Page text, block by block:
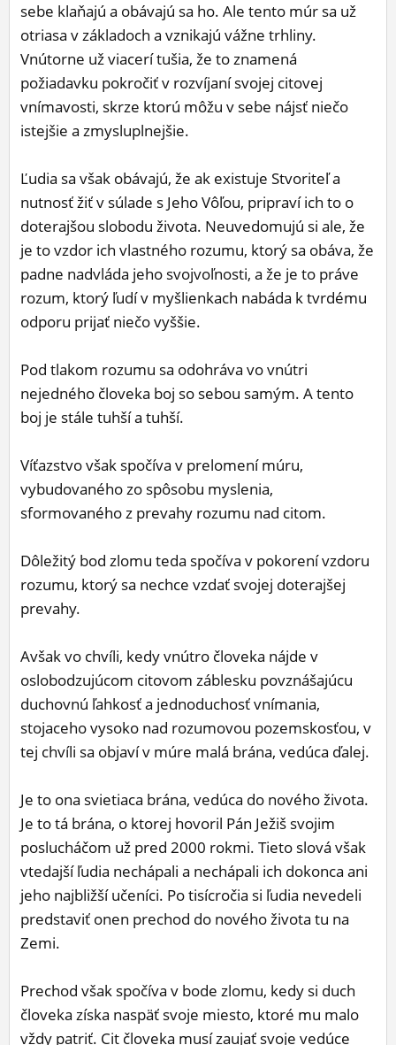
sebe klaňajú a obávajú sa ho. Ale tento múr sa už
otriasa v základoch a vznikajú vážne trhliny.
Vnútorne už viacerí tušia, že to znamená
požiadavku pokročiť v rozvíjaní svojej citovej
vnímavosti, skrze ktorú môžu v sebe nájsť niečo
istejšie a zmysluplnejšie.
Ľudia sa však obávajú, že ak existuje Stvoriteľ a
nutnosť žiť v súlade s Jeho Vôľou, pripraví ich to o
doterajšou slobodu života. Neuvedomujú si ale, že
je to vzdor ich vlastného rozumu, ktorý sa obáva, že
padne nadvláda jeho svojvoľnosti, a že je to práve
rozum, ktorý ľudí v myšlienkach nabáda k tvrdému
odporu prijať niečo vyššie.
Pod tlakom rozumu sa odohráva vo vnútri
nejedného človeka boj so sebou samým. A tento
boj je stále tuhší a tuhší.
Víťazstvo však spočíva v prelomení múru,
vybudovaného zo spôsobu myslenia,
sformovaného z prevahy rozumu nad citom.
Dôležitý bod zlomu teda spočíva v pokorení vzdoru
rozumu, ktorý sa nechce vzdať svojej doterajšej
prevahy.
Avšak vo chvíli, kedy vnútro človeka nájde v
oslobodzujúcom citovom záblesku povznášajúcu
duchovnú ľahkosť a jednoduchosť vnímania,
stojaceho vysoko nad rozumovou pozemskosťou, v
tej chvíli sa objaví v múre malá brána, vedúca ďalej.
Je to ona svietiaca brána, vedúca do nového života.
Je to tá brána, o ktorej hovoril Pán Ježiš svojim
poslucháčom už pred 2000 rokmi. Tieto slová však
vtedajší ľudia nechápali a nechápali ich dokonca ani
jeho najbližší učeníci. Po tisícročia si ľudia nevedeli
predstaviť onen prechod do nového života tu na
Zemi.
Prechod však spočíva v bode zlomu, kedy si duch
človeka získa naspäť svoje miesto, ktoré mu malo
vždy patriť. Cit človeka musí zaujať svoje vedúce